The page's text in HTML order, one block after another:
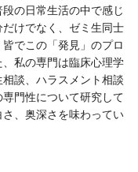
の日常生活の中で感じ
けでなく、ゼミ生同士
でこの「発見」のプロ
私の専門は臨床心理学
談、ハラスメント相談
門性について研究して
、奥深さを味わってい